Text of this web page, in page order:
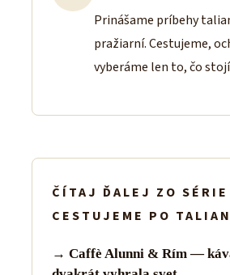
Prinášame príbehy
pražiarní. Cestujeme,
vyberáme len to, čo
ČÍTAJ ĎALEJ ZO SÉRIE
CESTUJEME PO
→ Caffè Alunni & Rím —